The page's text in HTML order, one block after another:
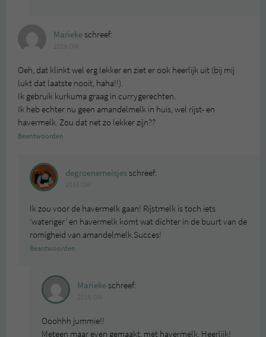
Mariekeschreef:
Oeh, dat klinkt wel erg lekker en ziet er ook heerlijk uit (bij mij
lukt dat laatste nooit, haha!!).
Ik gebruik kurkuma graag in currygerechten.
Ik heb echter nu geen amandelmelk in huis, wel rijst- en
havermelk. Zou dat net zo lekker zijn??
Beantwoorden
degroenemeisjesschreef:
Ik zou voor de havermelk gaan! Rijstmelk is toch iets
‘wateriger’ en havermelk komt wat dichter in de buurt van de
romigheid van amandelmelk.Succes!
Beantwoorden
Mariekeschreef:
Ooohhh jummie!!
Meteen maar even gemaakt, met havermelk. Heerlijk!